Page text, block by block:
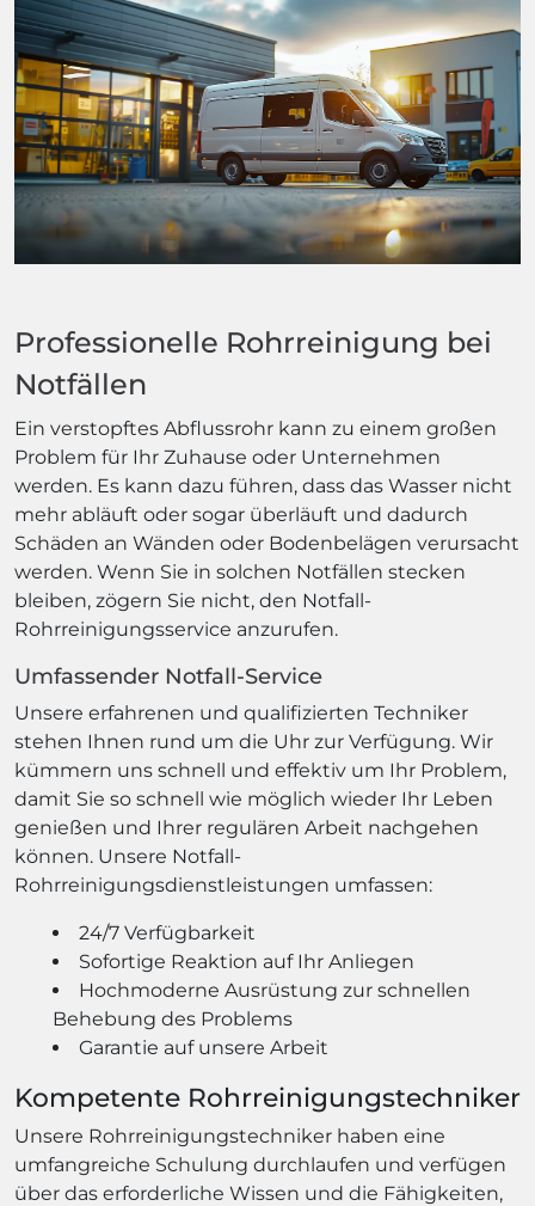
Professionelle Rohrreinigung bei
Notfällen
Ein verstopftes Abflussrohr kann zu einem großen
Problem für Ihr Zuhause oder Unternehmen
werden. Es kann dazu führen, dass das Wasser nicht
mehr abläuft oder sogar überläuft und dadurch
Schäden an Wänden oder Bodenbelägen verursacht
werden. Wenn Sie in solchen Notfällen stecken
bleiben, zögern Sie nicht, den Notfall-
Rohrreinigungsservice anzurufen.
Umfassender Notfall-Service
Unsere erfahrenen und qualifizierten Techniker
stehen Ihnen rund um die Uhr zur Verfügung. Wir
kümmern uns schnell und effektiv um Ihr Problem,
damit Sie so schnell wie möglich wieder Ihr Leben
genießen und Ihrer regulären Arbeit nachgehen
können. Unsere Notfall-
Rohrreinigungsdienstleistungen umfassen:
24/7 Verfügbarkeit
Sofortige Reaktion auf Ihr Anliegen
Hochmoderne Ausrüstung zur schnellen
Behebung des Problems
Garantie auf unsere Arbeit
Kompetente Rohrreinigungstechniker
Unsere Rohrreinigungstechniker haben eine
umfangreiche Schulung durchlaufen und verfügen
über das erforderliche Wissen und die Fähigkeiten,